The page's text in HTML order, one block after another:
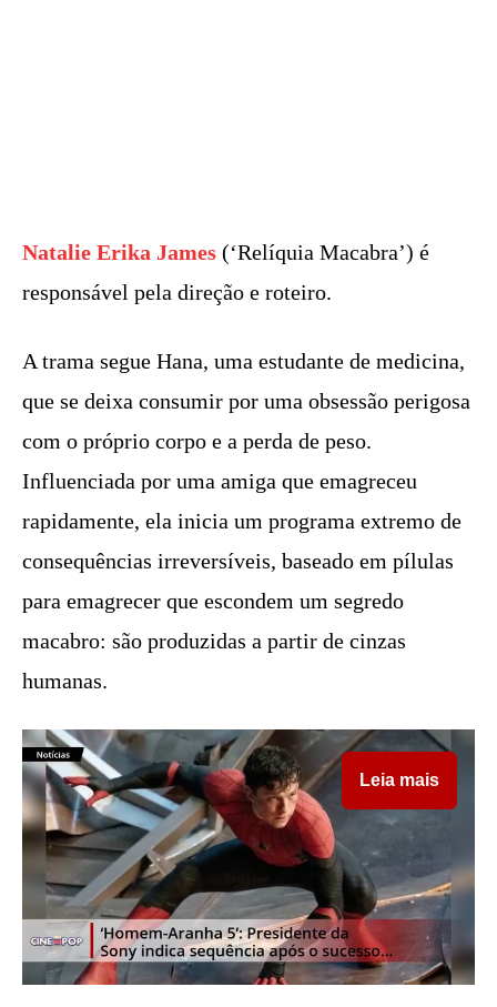
Natalie Erika James (‘Relíquia Macabra’) é
responsável pela direção e roteiro.
A trama segue Hana, uma estudante de medicina,
que se deixa consumir por uma obsessão perigosa
com o próprio corpo e a perda de peso.
Influenciada por uma amiga que emagreceu
rapidamente, ela inicia um programa extremo de
consequências irreversíveis, baseado em pílulas
para emagrecer que escondem um segredo
macabro: são produzidas a partir de cinzas
humanas.
Leia mais